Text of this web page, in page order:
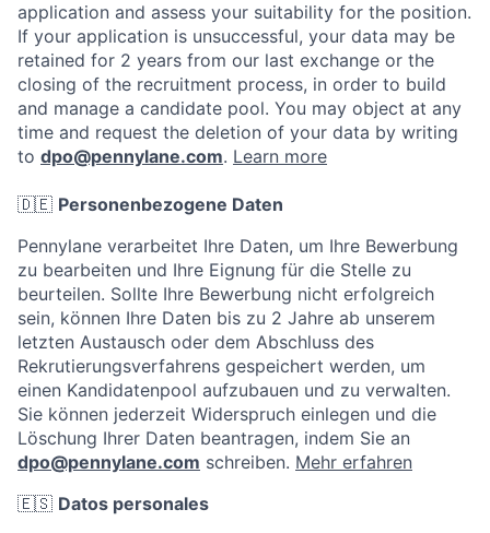
application and assess your suitability for the position.
If your application is unsuccessful, your data may be
retained for 2 years from our last exchange or the
closing of the recruitment process, in order to build
and manage a candidate pool. You may object at any
time and request the deletion of your data by writing
to dpo@pennylane.com. Learn more
🇩🇪 Personenbezogene Daten
Pennylane verarbeitet Ihre Daten, um Ihre Bewerbung
zu bearbeiten und Ihre Eignung für die Stelle zu
beurteilen. Sollte Ihre Bewerbung nicht erfolgreich
sein, können Ihre Daten bis zu 2 Jahre ab unserem
letzten Austausch oder dem Abschluss des
Rekrutierungsverfahrens gespeichert werden, um
einen Kandidatenpool aufzubauen und zu verwalten.
Sie können jederzeit Widerspruch einlegen und die
Löschung Ihrer Daten beantragen, indem Sie an
dpo@pennylane.com schreiben. Mehr erfahren
🇪🇸 Datos personales